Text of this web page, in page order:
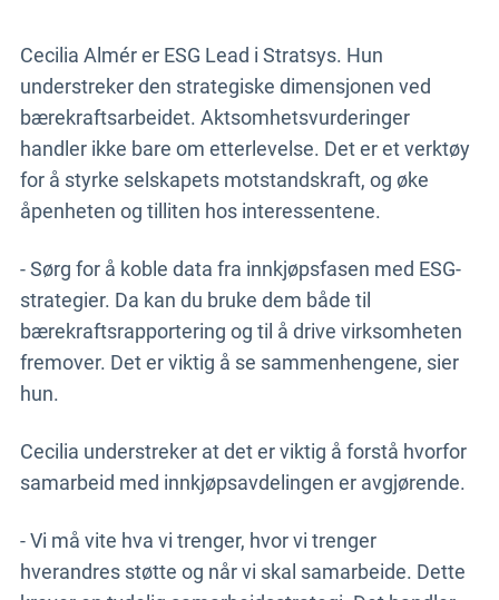
Cecilia Almér er ESG Lead i Stratsys. Hun
understreker den strategiske dimensjonen ved
bærekraftsarbeidet. Aktsomhetsvurderinger
handler ikke bare om etterlevelse. Det er et verktøy
for å styrke selskapets motstandskraft, og øke
åpenheten og tilliten hos interessentene.
- Sørg for å koble data fra innkjøpsfasen med ESG-
strategier. Da kan du bruke dem både til
bærekraftsrapportering og til å drive virksomheten
fremover. Det er viktig å se sammenhengene, sier
hun.
Cecilia understreker at det er viktig å forstå hvorfor
samarbeid med innkjøpsavdelingen er avgjørende.
- Vi må vite hva vi trenger, hvor vi trenger
hverandres støtte og når vi skal samarbeide. Dette